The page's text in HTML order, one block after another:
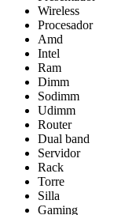
Wireless
Procesador
Amd
Intel
Ram
Dimm
Sodimm
Udimm
Router
Dual band
Servidor
Rack
Torre
Silla
Gaming